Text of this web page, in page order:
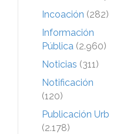
Incoación (282)
Información
Pública (2.960)
Noticias (311)
Notificación
(120)
Publicación Urb
(2.178)